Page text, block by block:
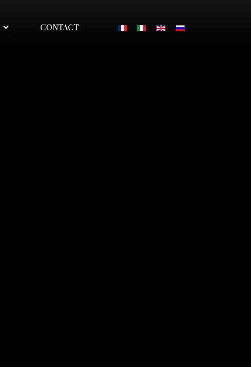
Sélectionnez votre langue
CONTACT